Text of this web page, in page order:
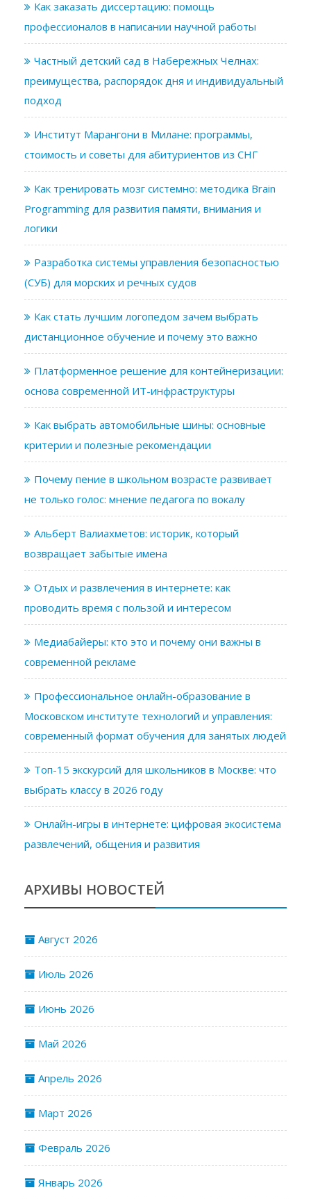
Как заказать диссертацию: помощь
профессионалов в написании научной работы
Частный детский сад в Набережных Челнах:
преимущества, распорядок дня и индивидуальный
подход
Институт Марангони в Милане: программы,
стоимость и советы для абитуриентов из СНГ
Как тренировать мозг системно: методика Brain
Programming для развития памяти, внимания и
логики
Разработка системы управления безопасностью
(СУБ) для морских и речных судов
Как стать лучшим логопедом зачем выбрать
дистанционное обучение и почему это важно
Платформенное решение для контейнеризации:
основа современной ИТ-инфраструктуры
Как выбрать автомобильные шины: основные
критерии и полезные рекомендации
Почему пение в школьном возрасте развивает
не только голос: мнение педагога по вокалу
Альберт Валиахметов: историк, который
возвращает забытые имена
Отдых и развлечения в интернете: как
проводить время с пользой и интересом
Медиабайеры: кто это и почему они важны в
современной рекламе
Профессиональное онлайн-образование в
Московском институте технологий и управления:
современный формат обучения для занятых людей
Топ-15 экскурсий для школьников в Москве: что
выбрать классу в 2026 году
Онлайн-игры в интернете: цифровая экосистема
развлечений, общения и развития
АРХИВЫ НОВОСТЕЙ
Август 2026
Июль 2026
Июнь 2026
Май 2026
Апрель 2026
Март 2026
Февраль 2026
Январь 2026